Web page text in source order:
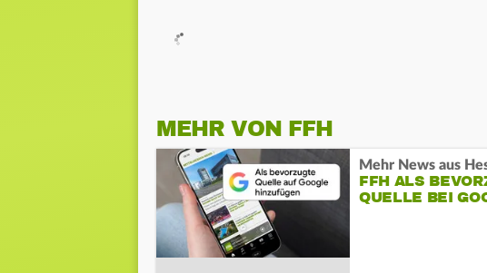
MEHR VON FFH
Mehr News aus
FFH ALS
QUELLE BEI